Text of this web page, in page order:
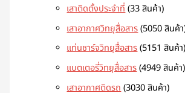
เสาติดตั้งประจำที่ 33 สินค้า
เสาอากาศวิทยุสื่อสาร 5050 สินค้า
แท่นชาร์จวิทยุสื่อสาร 5151 สินค้า
แบตเตอรี่วิทยุสื่อสาร 4949 สินค้า
เสาอากาศติดรถ 3030 สินค้า